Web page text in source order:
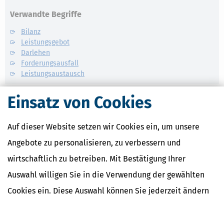
Einsatz von Cookies
Auf dieser Website setzen wir Cookies ein, um unsere
Angebote zu personalisieren, zu verbessern und
wirtschaftlich zu betreiben. Mit Bestätigung Ihrer
Auswahl willigen Sie in die Verwendung der gewählten
Cookies ein. Diese Auswahl können Sie jederzeit ändern
Verwandte Begriffe
Bilanz
Leistungsgebot
Darlehen
Forderungsausfall
Leistungsaustausch